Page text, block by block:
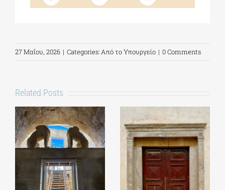
27 Μαΐου, 2026 | Categories:Από το Υπουργείο | 0 Comments
Related Posts